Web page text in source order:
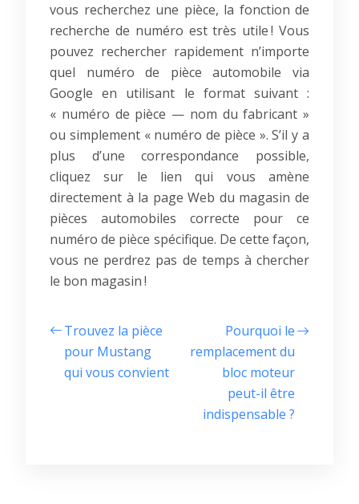
vous recherchez une pièce, la fonction de
recherche de numéro est très utile ! Vous
pouvez rechercher rapidement n’importe
quel numéro de pièce automobile via
Google en utilisant le format suivant :
« numéro de pièce — nom du fabricant »
ou simplement « numéro de pièce ». S’il y a
plus d’une correspondance possible,
cliquez sur le lien qui vous amène
directement à la page Web du magasin de
pièces automobiles correcte pour ce
numéro de pièce spécifique. De cette façon,
vous ne perdrez pas de temps à chercher
le bon magasin !
Trouvez la pièce
pour Mustang
qui vous convient
Pourquoi le
remplacement du
bloc moteur
peut-il être
indispensable ?